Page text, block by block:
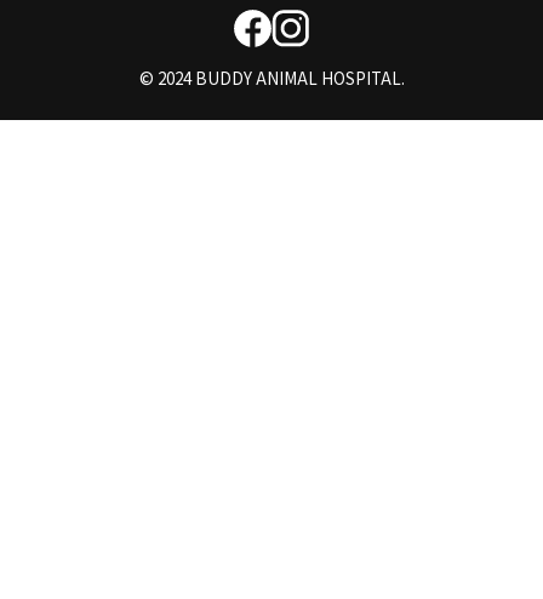
© 2024 BUDDY ANIMAL HOSPITAL.